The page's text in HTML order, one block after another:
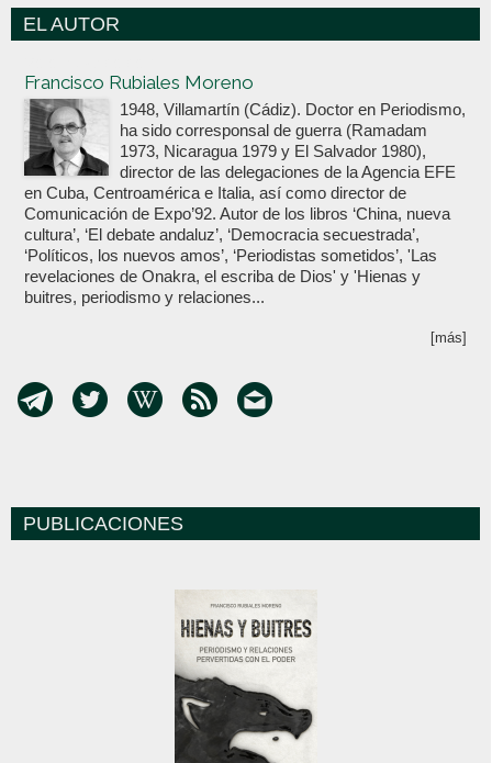
EL AUTOR
Francisco Rubiales Moreno
1948, Villamartín (Cádiz). Doctor en Periodismo,
ha sido corresponsal de guerra (Ramadam
1973, Nicaragua 1979 y El Salvador 1980),
director de las delegaciones de la Agencia EFE
en Cuba, Centroamérica e Italia, así como director de
Comunicación de Expo’92. Autor de los libros ‘China, nueva
cultura’, ‘El debate andaluz’, ‘Democracia secuestrada’,
‘Políticos, los nuevos amos’, ‘Periodistas sometidos’, 'Las
revelaciones de Onakra, el escriba de Dios' y 'Hienas y
buitres, periodismo y relaciones...
[más]
PUBLICACIONES